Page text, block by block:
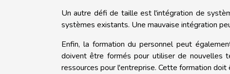
Un autre défi de taille est l'intégration de
systèmes existants. Une mauvaise intégration
Enfin, la formation du personnel peut
doivent être formés pour utiliser de nouvelles
ressources pour l'entreprise. Cette formation